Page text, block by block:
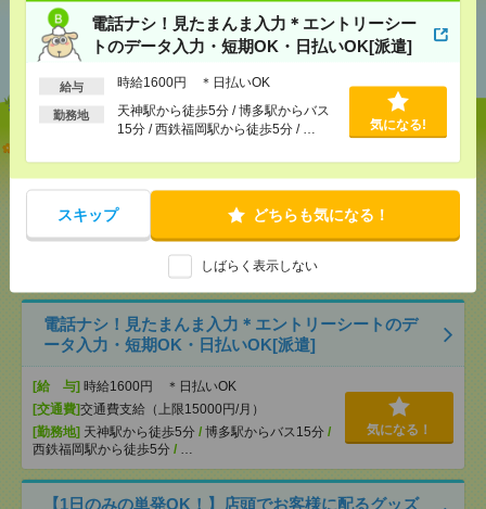
電話ナシ！見たまんま入力＊エントリーシー
トのデータ入力・短期OK・日払いOK[派遣]
給与 時給1600円 ＊日払いOK
勤務地
天神駅から徒歩5分 / 博多駅からバス
15分 / 西鉄福岡駅から徒歩5分 / …
気になる!
スキップ どちらも気になる！
しばらく表示しない
あなたの閲覧履歴からの
おすすめ
説明会参加で全員に【現金2千円相当プレゼント】生
活のお手伝い[派遣]
[給 与]無資格未経験：時給1300円～ ■週払い
OK ■扶養内OK ■日収1万400円以上
交通費全額支給
原町駅/ …
電話ナシ！見たまんま入力＊エントリーシートのデ
ータ入力・短期OK・日払いOK[派遣]
[給 与] 時給1600円 ＊日払いOK
[交通費]交通費支給（上限15000円/月）
[勤務地] 天神駅から徒歩5分 / 博多駅からバス15分 /
西鉄福岡駅から徒歩5分 / …
気になる！
【1日のみの単発OK！】店頭でお客様に配るグッズ